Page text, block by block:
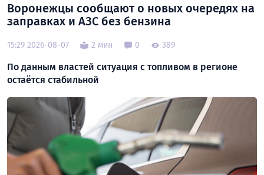
Воронежцы сообщают о новых очередях на
заправках и АЗС без бензина
15:29 2026-08-07 2 мин 0 389
По данным властей ситуация с топливом в регионе
остаётся стабильной